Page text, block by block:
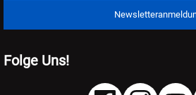
Folge Uns!